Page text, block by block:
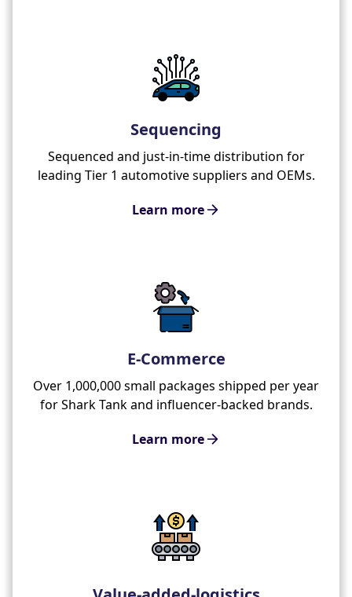
Sequencing
Sequenced and just-in-time distribution for
leading Tier 1 automotive suppliers and OEMs.
Learn more
E-Commerce
Over 1,000,000 small packages shipped per year
for Shark Tank and influencer-backed brands.
Learn more